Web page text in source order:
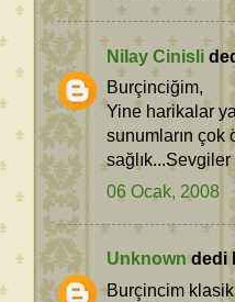
Nilay Cinisli
Burçinciğim,
Yine harikalar
sunumların
sağlık...Sevgiler
06 Ocak, 2008
Unknowndedi
Burçincim klasik